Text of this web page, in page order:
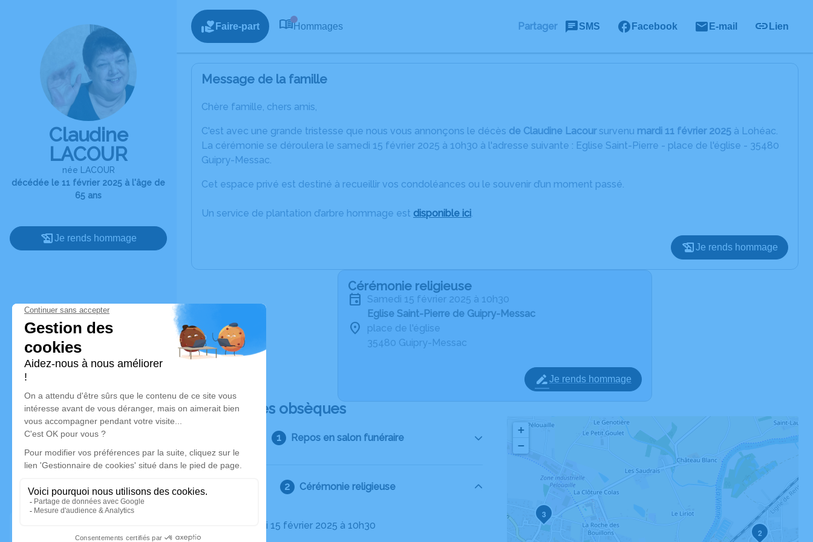
Claudine
LACOUR
née LACOUR
décédée le 11 février 2025 à l'âge de
65 ans
Je rends hommage
Faire-part Hommages Partager SMS Facebook E-mail Lien
Message de la famille
Chère famille, chers amis,
C'est avec une grande tristesse que nous vous annonçons le décès de Claudine Lacoursurvenu mardi 11 février 2025 à Lohéac.
La cérémonie se déroulera le samedi 15 février 2025 à 10h30 à l'adresse suivante : Eglise Saint-Pierre - place de l'église - 35480
Guipry-Messac.
Cet espace privé est destiné à recueillir vos condoléances ou le souvenir d’un moment passé.
Un service de plantation d’arbre hommage est disponible ici.
Je rends hommage
Cérémonie religieuse
samedi 15 février 2025 à 10h30
Eglise Saint-Pierre de Guipry-Messac
place de l'église
35480 Guipry-Messac
Je rends hommage
Déroulé des obsèques
Repos en salon funéraire
Cérémonie religieuse
Le samedi 15 février 2025 à 10h30
2
3
+
−